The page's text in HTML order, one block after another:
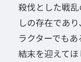
殺伐とした戦
しの存在であ
ラクターでも
結末を迎えて